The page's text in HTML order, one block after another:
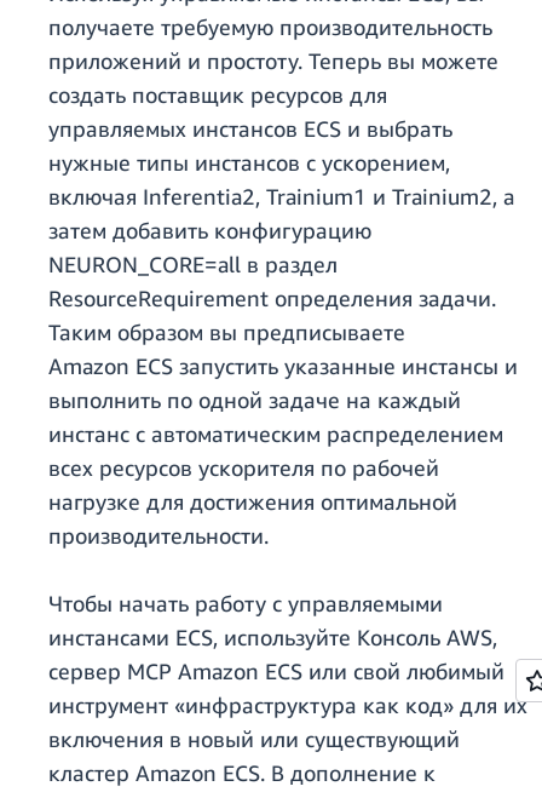
получаете требуемую производительность
приложений и простоту. Теперь вы можете
создать поставщик ресурсов для
управляемых инстансов ECS и выбрать
нужные типы инстансов с ускорением,
включая Inferentia2, Trainium1 и Trainium2, а
затем добавить конфигурацию
NEURON_CORE=all в раздел
ResourceRequirement определения задачи.
Таким образом вы предписываете
Amazon ECS запустить указанные инстансы и
выполнить по одной задаче на каждый
инстанс с автоматическим распределением
всех ресурсов ускорителя по рабочей
нагрузке для достижения оптимальной
производительности.
Чтобы начать работу с управляемыми
инстансами ECS, используйте Консоль AWS,
сервер MCP Amazon ECS или свой любимый
инструмент «инфраструктура как код» для их
включения в новый или существующий
кластер Amazon ECS. В дополнение к